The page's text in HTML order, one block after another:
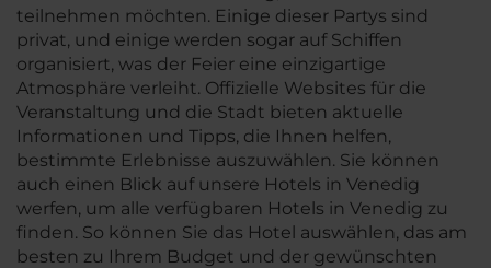
teilnehmen möchten. Einige dieser Partys sind
privat, und einige werden sogar auf Schiffen
organisiert, was der Feier eine einzigartige
Atmosphäre verleiht. Offizielle Websites für die
Veranstaltung und die Stadt bieten aktuelle
Informationen und Tipps, die Ihnen helfen,
bestimmte Erlebnisse auszuwählen. Sie können
auch einen Blick auf unsere Hotels in Venedig
werfen, um alle verfügbaren Hotels in Venedig zu
finden. So können Sie das Hotel auswählen, das am
besten zu Ihrem Budget und der gewünschten